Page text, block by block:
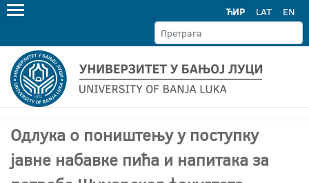
ЋИР LAT EN
Одлука о поништењу у поступку
јавне набавке пића и напитака за